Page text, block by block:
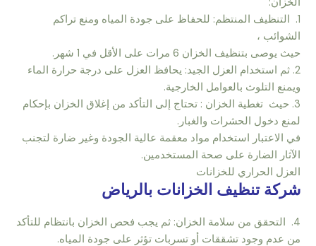
الخزان:
1. التنظيف المنتظم: للحفاظ على جودة المياه ومنع تراكم
الشوائب ،
حيث يوصى بتنظيف الخزان 6 مرات على الأقل في 1 شهر.
2. ثم استخدام العزل الجيد: يحافظ العزل على درجة حرارة الماء
ويمنع التلوث بالعوامل الخارجية.
3. حيث تغطية الخزان : تحتاج إلى التأكد من إغلاق الخزان بإحكام
لمنع دخول الحشرات والغبار.
في الاعتبار استخدام مواد معقمة عالية الجودة وغير ضارة لتجنب
الآثار الضارة على صحة المستخدمين.
العزل الحراري للخزانات
شركة تنظيف الخزانات بالرياض
4. التحقق من سلامة الخزان: ثم يجب فحص الخزان بانتظام للتأكد
من عدم وجود تشققات أو تسربات تؤثر على جودة المياه.